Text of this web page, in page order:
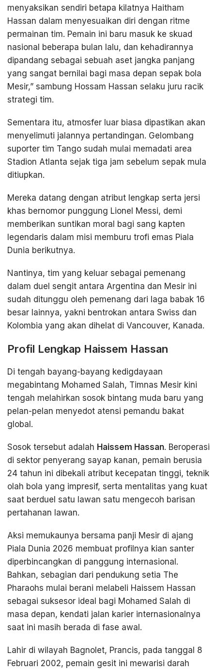
menyaksikan sendiri betapa kilatnya Haitham
Hassan dalam menyesuaikan diri dengan ritme
permainan tim. Pemain ini baru masuk ke skuad
nasional beberapa bulan lalu, dan kehadirannya
dipandang sebagai sebuah aset jangka panjang
yang sangat bernilai bagi masa depan sepak bola
Mesir,” sambung Hossam Hassan selaku juru racik
strategi tim.
Sementara itu, atmosfer luar biasa dipastikan akan
menyelimuti jalannya pertandingan. Gelombang
suporter tim Tango sudah mulai memadati area
Stadion Atlanta sejak tiga jam sebelum sepak mula
ditiupkan.
Mereka datang dengan atribut lengkap serta jersi
khas bernomor punggung Lionel Messi, demi
memberikan suntikan moral bagi sang kapten
legendaris dalam misi memburu trofi emas Piala
Dunia berikutnya.
Nantinya, tim yang keluar sebagai pemenang
dalam duel sengit antara Argentina dan Mesir ini
sudah ditunggu oleh pemenang dari laga babak 16
besar lainnya, yakni bentrokan antara Swiss dan
Kolombia yang akan dihelat di Vancouver, Kanada.
Profil Lengkap Haissem Hassan
Di tengah bayang-bayang kedigdayaan
megabintang Mohamed Salah, Timnas Mesir kini
tengah melahirkan sosok bintang muda baru yang
pelan-pelan menyedot atensi pemandu bakat
global.
Sosok tersebut adalah Haissem Hassan. Beroperasi
di sektor penyerang sayap kanan, pemain berusia
24 tahun ini dibekali atribut kecepatan tinggi, teknik
olah bola yang impresif, serta mentalitas yang kuat
saat berduel satu lawan satu mengecoh barisan
pertahanan lawan.
Aksi memukaunya bersama panji Mesir di ajang
Piala Dunia 2026 membuat profilnya kian santer
diperbincangkan di panggung internasional.
Bahkan, sebagian dari pendukung setia The
Pharaohs mulai berani melabeli Haissem Hassan
sebagai suksesor ideal bagi Mohamed Salah di
masa depan, kendati jalan karier internasionalnya
saat ini masih berada di fase awal.
Lahir di wilayah Bagnolet, Prancis, pada tanggal 8
Februari 2002, pemain gesit ini mewarisi darah